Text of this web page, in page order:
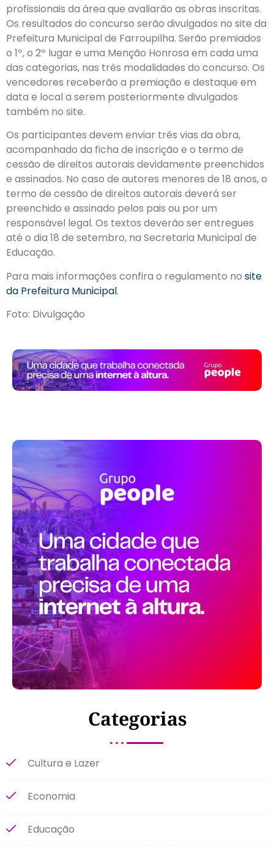
profissionais da área que avaliarão as obras inscritas.
Os resultados do concurso serão divulgados no site da
Prefeitura Municipal de Farroupilha. Serão premiados
o 1º, o 2º lugar e uma Menção Honrosa em cada uma
das categorias, nas três modalidades do concurso. Os
vencedores receberão a premiação e destaque em
data e local a serem posteriormente divulgados
também no site.
Os participantes devem enviar três vias da obra,
acompanhado da ficha de inscrição e o termo de
cessão de direitos autorais devidamente preenchidos
e assinados. No caso de autores menores de 18 anos, o
termo de cessão de direitos autorais deverá ser
preenchido e assinado pelos pais ou por um
responsável legal. Os textos deverão ser entregues
até o dia 18 de setembro, na Secretaria Municipal de
Educação.
Para mais informações confira o regulamento no site
da Prefeitura Municipal.
Foto: Divulgação
Categorias
Cultura e Lazer
Economia
Educação